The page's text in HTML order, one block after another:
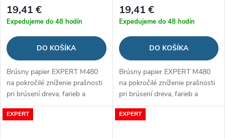
19,41 €
Expedujeme do 48 hodín
DO KOŠÍKA
Brúsny papier EXPERT M480
na pokročilé zníženie prašnosti
pri brúsení dreva, farieb a
sadrokartónu
19,41 €
Expedujeme do 48 hodín
DO KOŠÍKA
Brúsny papier EXPERT M480
na pokročilé zníženie prašnosti
pri brúsení dreva, farieb a
sadrokartónu
EXPERT EXPERT